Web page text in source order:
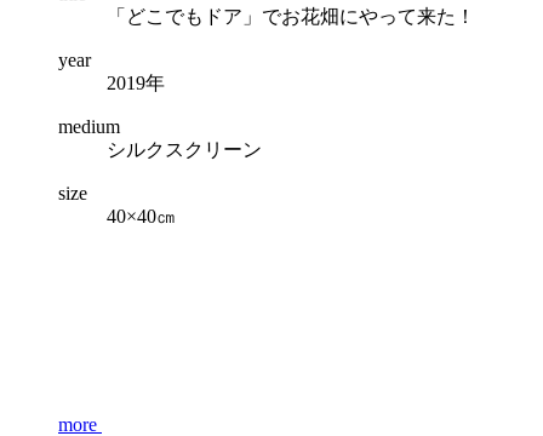
「どこでもドア」でお花畑にやって来た！
year
2019年
medium
シルクスクリーン
size
40×40㎝
more